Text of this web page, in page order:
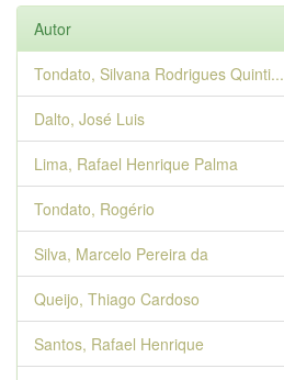
Autor
Tondato, Silvana Rodrigues Quinti...
Dalto, José Luis
Lima, Rafael Henrique Palma
Tondato, Rogério
Silva, Marcelo Pereira da
Queijo, Thiago Cardoso
Santos, Rafael Henrique